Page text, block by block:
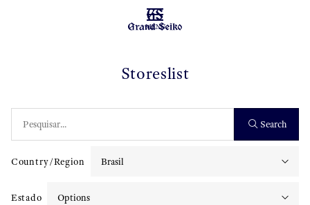
MENU
Storeslist
Search
Country/Region
Estado